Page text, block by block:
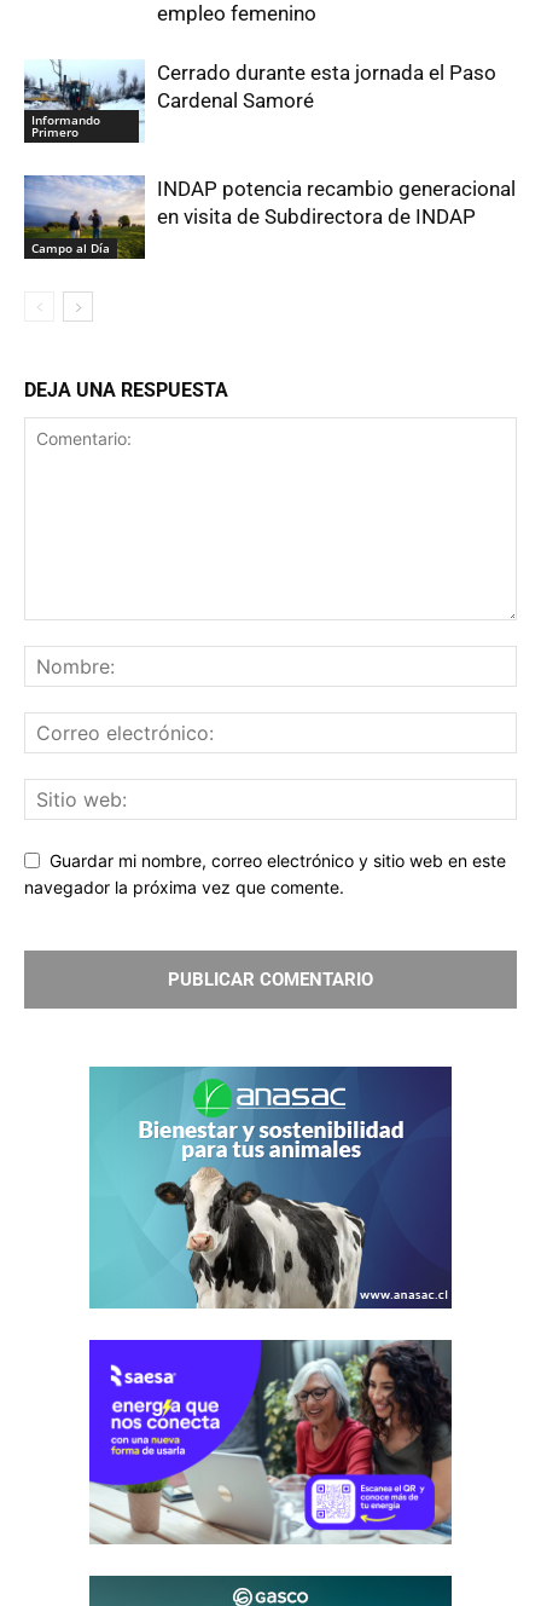
empleo femenino
Informando
Primero
Cerrado durante esta jornada el Paso
Cardenal Samoré
Campo al Día
INDAP potencia recambio generacional
en visita de Subdirectora de INDAP
DEJA UNA RESPUESTA
Guardar mi nombre, correo electrónico y sitio web en este
navegador la próxima vez que comente.